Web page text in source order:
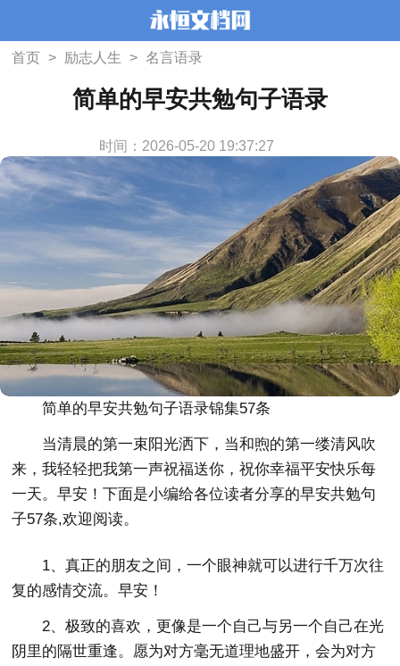
首页 > 励志人生 > 名言语录
简单的早安共勉句子语录
时间：2026-05-20 19:37:27
简单的早安共勉句子语录锦集57条
当清晨的第一束阳光洒下，当和煦的第一缕清风吹
来，我轻轻把我第一声祝福送你，祝你幸福平安快乐每
一天。早安！下面是小编给各位读者分享的早安共勉句
子57条,欢迎阅读。
1、真正的朋友之间，一个眼神就可以进行千万次往
复的感情交流。早安！
2、极致的喜欢，更像是一个自己与另一个自己在光
阴里的隔世重逢。愿为对方毫无道理地盛开，会为对方